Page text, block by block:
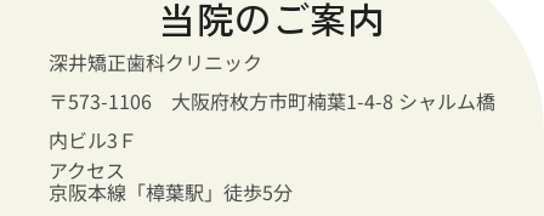
当院のご案内
深井矯正歯科クリニック
〒573-1106 大阪府枚方市町楠葉1-4-8 シャルム橋
内ビル3Ｆ
アクセス
京阪本線「樟葉駅」徒歩5分